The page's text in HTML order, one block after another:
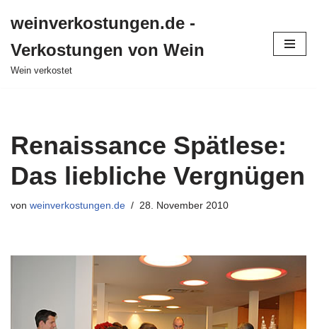
Inhalt
springen
weinverkostungen.de -
Verkostungen von Wein
Wein verkostet
Renaissance Spätlese:
Das liebliche Vergnügen
von weinverkostungen.de 28. November 2010